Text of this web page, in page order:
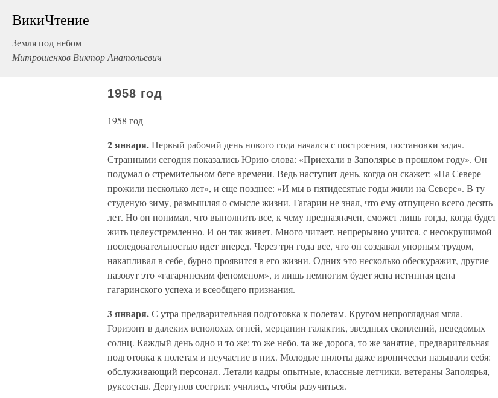
ВикиЧтение
Земля под небом
Митрошенков Виктор Анатольевич
1958 год
1958 год
2 января.Первый рабочий день нового года начался с построения, постановки задач.
Странными сегодня показались Юрию слова: «Приехали в Заполярье в прошлом году». Он
подумал о стремительном беге времени. Ведь наступит день, когда он скажет: «На Севере
прожили несколько лет», и еще позднее: «И мы в пятидесятые годы жили на Севере». В ту
студеную зиму, размышляя о смысле жизни, Гагарин не знал, что ему отпущено всего десять
лет. Но он понимал, что выполнить все, к чему предназначен, сможет лишь тогда, когда будет
жить целеустремленно. И он так живет. Много читает, непрерывно учится, с несокрушимой
последовательностью идет вперед. Через три года все, что он создавал упорным трудом,
накапливал в себе, бурно проявится в его жизни. Одних это несколько обескуражит, другие
назовут это «гагаринским феноменом», и лишь немногим будет ясна истинная цена
гагаринского успеха и всеобщего признания.
3 января.С утра предварительная подготовка к полетам. Кругом непроглядная мгла.
Горизонт в далеких всполохах огней, мерцании галактик, звездных скоплений, неведомых
солнц. Каждый день одно и то же: то же небо, та же дорога, то же занятие, предварительная
подготовка к полетам и неучастие в них. Молодые пилоты даже иронически называли себя:
обслуживающий персонал. Летали кадры опытные, классные летчики, ветераны Заполярья,
руксостав. Дергунов сострил: учились, чтобы разучиться.